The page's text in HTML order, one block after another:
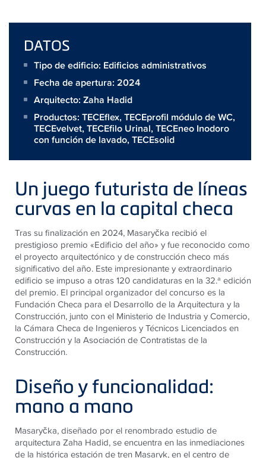
DATOS
Tipo de edificio: Edificios administrativos
Fecha de apertura: 2024
Arquitecto: Zaha Hadid
Productos: TECEflex,TECEprofil módulo de WC,
TECEvelvet,TECEfilo Urinal,TECEneo Inodoro
con función de lavado,TECEsolid
Un juego futurista de líneas
curvas en la capital checa
Tras su finalización en 2024, Masaryčka recibió el
prestigioso premio «Edificio del año» y fue reconocido como
el proyecto arquitectónico y de construcción checo más
significativo del año. Este impresionante y extraordinario
edificio se impuso a otras 120 candidaturas en la 32.ª edición
del premio. El principal organizador del concurso es la
Fundación Checa para el Desarrollo de la Arquitectura y la
Construcción, junto con el Ministerio de Industria y Comercio,
la Cámara Checa de Ingenieros y Técnicos Licenciados en
Construcción y la Asociación de Contratistas de la
Construcción.
Diseño y funcionalidad:
mano a mano
Masaryčka, diseñado por el renombrado estudio de
arquitectura Zaha Hadid, se encuentra en las inmediaciones
de la histórica estación de tren Masaryk, en el centro de